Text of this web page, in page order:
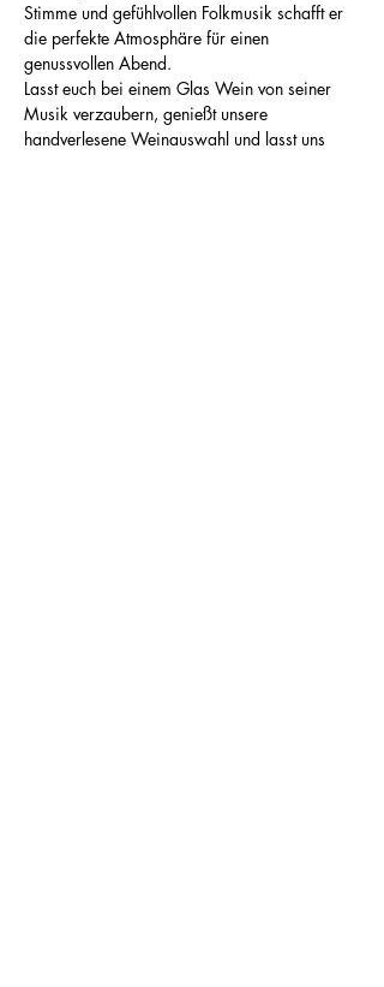
Stimme und gefühlvollen Folkmusik schafft er
die perfekte Atmosphäre für einen
genussvollen Abend.
Lasst euch bei einem Glas Wein von seiner
Musik verzaubern, genießt unsere
handverlesene Weinauswahl und lasst uns